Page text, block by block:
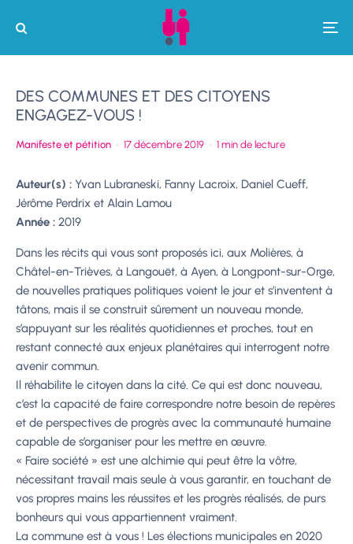
DES COMMUNES ET DES CITOYENS
ENGAGEZ-VOUS !
Manifeste et pétition · 17 décembre 2019 · 1 min de lecture
Auteur(s) : Yvan Lubraneski, Fanny Lacroix, Daniel Cueff,
Jérôme Perdrix et Alain Lamou
Année : 2019
Dans les récits qui vous sont proposés ici, aux Molières, à
Châtel-en-Trièves, à Langouët, à Ayen, à Longpont-sur-Orge,
de nouvelles pratiques politiques voient le jour et s’inventent à
tâtons, mais il se construit sûrement un nouveau monde,
s’appuyant sur les réalités quotidiennes et proches, tout en
restant connecté aux enjeux planétaires qui interrogent notre
avenir commun.
Il réhabilite le citoyen dans la cité. Ce qui est donc nouveau,
c’est la capacité de faire correspondre notre besoin de repères
et de perspectives de progrès avec la communauté humaine
capable de s’organiser pour les mettre en œuvre.
« Faire société » est une alchimie qui peut être la vôtre,
nécessitant travail mais seule à vous garantir, en touchant de
vos propres mains les réussites et les progrès réalisés, de purs
bonheurs qui vous appartiennent vraiment.
La commune est à vous ! Les élections municipales en 2020